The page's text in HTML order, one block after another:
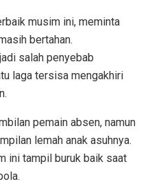
musim ini, meminta
bertahan.
salah penyebab
laga tersisa mengakhiri
pemain absen, namun
lemah anak asuhnya.
ini tampil buruk baik saat